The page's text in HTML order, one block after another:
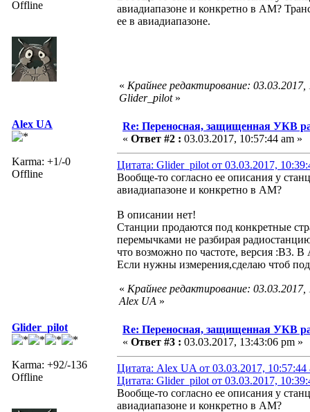
Offline
авиадиапазоне и конкретно в АМ?
ее в авиадиапазоне.
« Крайнее редактирование:
Glider_pilot»
Alex UA
Karma: +1/-0
Offline
Re: Переносная, защищенная УКВ
« Ответ #2 : 03.03.2017, 10:57:44 am »
Цитата: Glider_pilot от 03.03.2017,
Вообще-то согласно ее описания у
авиадиапазоне и конкретно в АМ?
В описании нет!
Станции продаются под конкретные
перемычками не разбирая
что возможно по частоте, версия :B3.
Если нужны измерения,сделаю чтоб
« Крайнее редактирование:
Alex UA »
Glider_pilot
Karma: +92/-136
Offline
Re: Переносная, защищенная УКВ
« Ответ #3 : 03.03.2017, 13:43:06 pm »
Цитата: Alex UA от 03.03.2017, 10:57:44
Цитата: Glider_pilot от 03.03.2017,
Вообще-то согласно ее описания у
авиадиапазоне и конкретно в АМ?